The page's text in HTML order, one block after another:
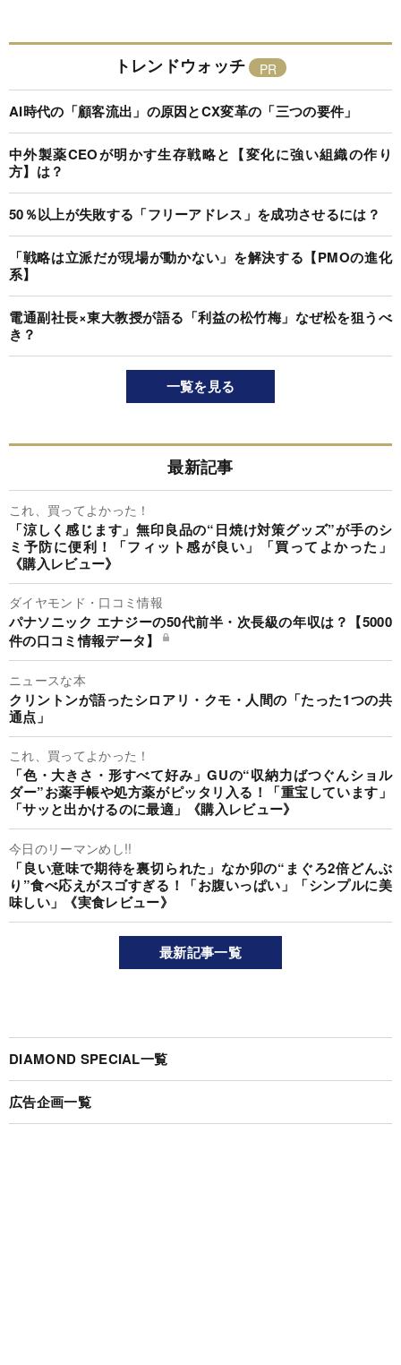
トレンドウォッチ
AI時代の「顧客流出」の原因とCX変革の「三つの要件」
中外製薬CEOが明かす生存戦略と【変化に強い組織の作り
方】は？
50％以上が失敗する「フリーアドレス」を成功させるには？
「戦略は立派だが現場が動かない」を解決する【PMOの進化
系】
電通副社長×東大教授が語る「利益の松竹梅」なぜ松を狙うべ
き？
一覧を見る
最新記事
これ、買ってよかった！
「涼しく感じます」無印良品の“日焼け対策グッズ”が手のシ
ミ予防に便利！「フィット感が良い」「買ってよかった」
《購入レビュー》
ダイヤモンド・口コミ情報
パナソニック エナジーの50代前半・次長級の年収は？【5000
件の口コミ情報データ】
ニュースな本
クリントンが語ったシロアリ・クモ・人間の「たった1つの共
通点」
これ、買ってよかった！
「色・大きさ・形すべて好み」GUの“収納力ばつぐんショル
ダー”お薬手帳や処方薬がピッタリ入る！「重宝しています」
「サッと出かけるのに最適」《購入レビュー》
今日のリーマンめし!!
「良い意味で期待を裏切られた」なか卯の“まぐろ2倍どんぶ
り”食べ応えがスゴすぎる！「お腹いっぱい」「シンプルに美
味しい」《実食レビュー》
最新記事一覧
DIAMOND SPECIAL一覧
広告企画一覧